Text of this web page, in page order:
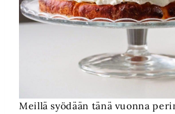
Meillä syödään tänä vuonna